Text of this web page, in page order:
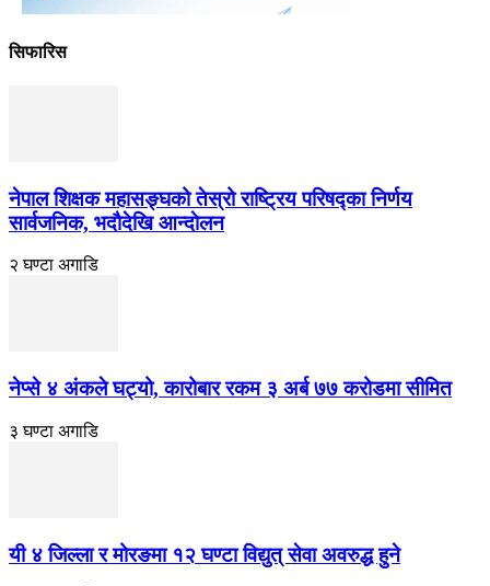
सिफारिस
नेपाल शिक्षक महासङ्घको तेस्रो राष्ट्रिय परिषद्का निर्णय
सार्वजनिक, भदाैदेखि आन्दाेलन
२ घण्टा अगाडि
नेप्से ४ अंकले घट्यो, कारोबार रकम ३ अर्ब ७७ करोडमा सीमित
३ घण्टा अगाडि
यी ४ जिल्ला र मोरङमा १२ घण्टा विद्युत् सेवा अवरुद्ध हुने